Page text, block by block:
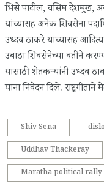
भिसे पाटील, वसिम देशमुख,
यांच्यासह अनेक शिवसेना
उध्दव ठाकरे यांच्यासह
उबाठा शिवसेनेच्या वतीने
यासाठी शेतकर्‍यांनी
यांना निवेदन दिले.
Shiv Sena
Uddhav Thackeray
Maratha political rally